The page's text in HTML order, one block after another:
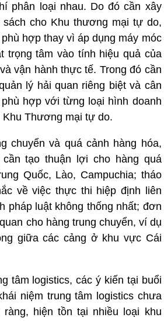
phân loại nhau. Do đó cần xây
cho Khu thương mại tự do,
hợp thay vì áp dụng máy móc
trọng tâm vào tính hiệu quả của
vận hành thực tế. Trong đó cần
lý hải quan riêng biệt và cân
hợp với từng loại hình doanh
Khu Thương mại tự do.
chuyển và quá cảnh hàng hóa,
tạo thuận lợi cho hàng quá
Quốc, Lào, Campuchia; tháo
về việc thực thi hiệp định liên
pháp luật không thống nhất; đơn
cho hàng trung chuyển, ví dụ
giữa các cảng ở khu vực Cái
tâm logistics, các ý kiến tại buổi
niệm trung tâm logistics chưa
hiện tồn tại nhiều loại khu